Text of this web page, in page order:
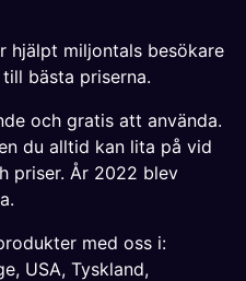
hjälpt miljontals besökare
bästa priserna.
och gratis att använda.
du alltid kan lita på vid
priser. År 2022 blev
med oss i:
, USA, Tyskland,